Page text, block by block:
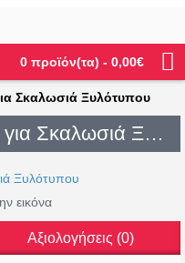
0 προϊόν(τα) - 0,00€
Σκαλωσιά Ξυλότυπου
Βίδα Πατοκολώνας 1 m για Σκαλωσιά Ξυλότυπου
εικόνα
Αξιολογήσεις (0)